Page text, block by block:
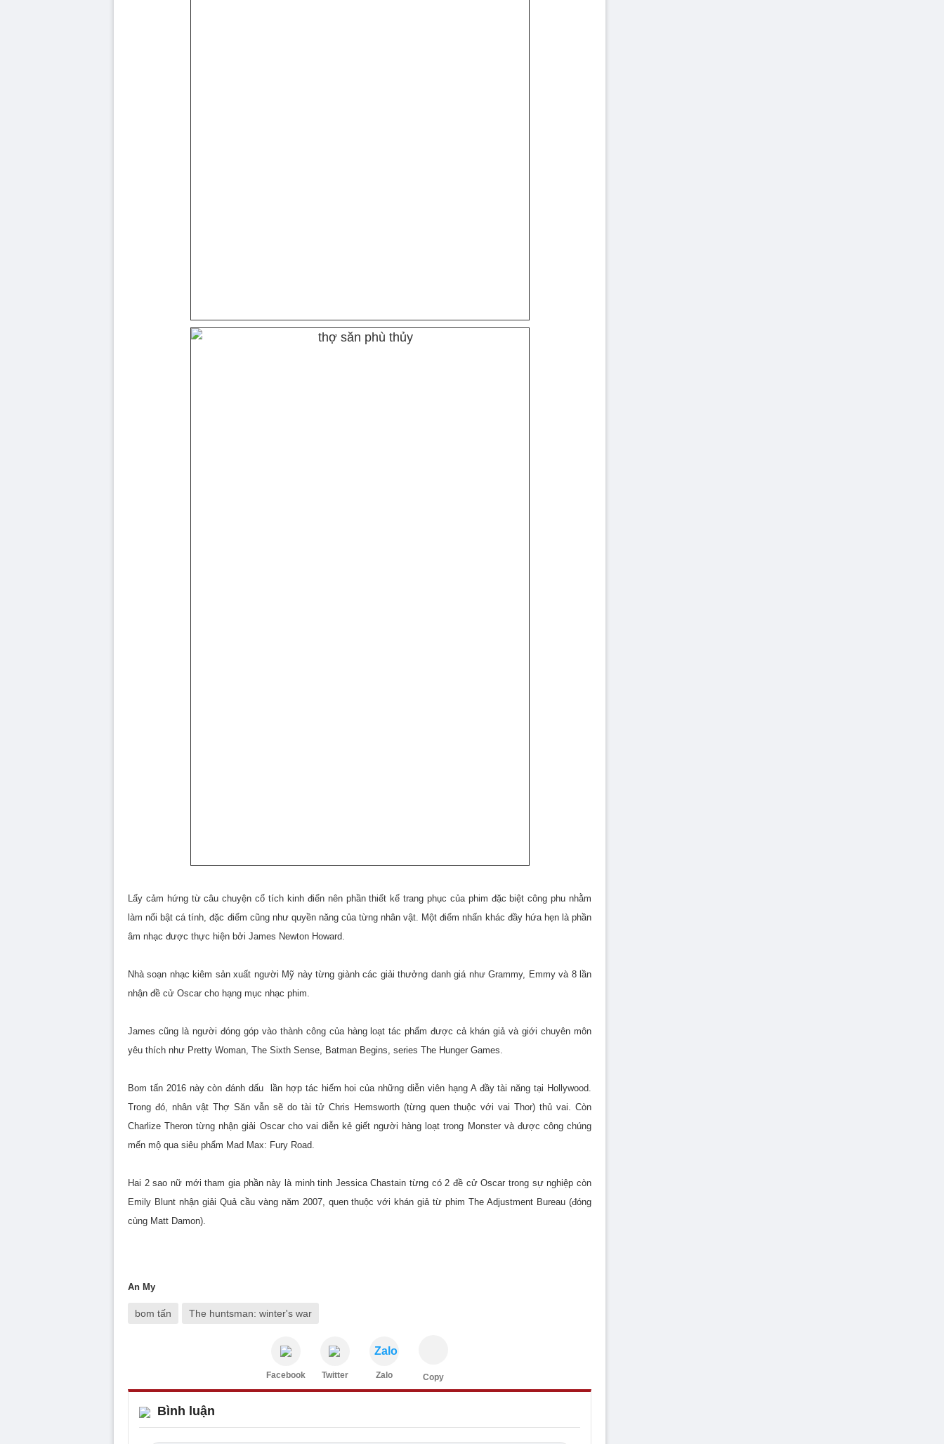
Lấy cảm hứng từ câu chuyện cổ tích kinh điển nên phần thiết kế trang phục của phim đặc biệt công phu nhằm
làm nổi bật cá tính, đặc điểm cũng như quyền năng của từng nhân vật. Một điểm nhấn khác đầy hứa hẹn là phần
âm nhạc được thực hiện bởi James Newton Howard.
Nhà soạn nhạc kiêm sản xuất người Mỹ này từng giành các giải thưởng danh giá như Grammy, Emmy và 8 lần
nhận đề cử Oscar cho hạng mục nhạc phim.
James cũng là người đóng góp vào thành công của hàng loạt tác phẩm được cả khán giả và giới chuyên môn
yêu thích như Pretty Woman, The Sixth Sense, Batman Begins, series The Hunger Games.
Bom tấn 2016 này còn đánh dấu lần hợp tác hiếm hoi của những diễn viên hạng A đầy tài năng tại Hollywood.
Trong đó, nhân vật Thợ Săn vẫn sẽ do tài tử Chris Hemsworth (từng quen thuộc với vai Thor) thủ vai. Còn
Charlize Theron từng nhận giải Oscar cho vai diễn kẻ giết người hàng loạt trong Monster và được công chúng
mến mộ qua siêu phẩm Mad Max: Fury Road.
Hai 2 sao nữ mới tham gia phần này là minh tinh Jessica Chastain từng có 2 đề cử Oscar trong sự nghiệp còn
Emily Blunt nhận giải Quả cầu vàng năm 2007, quen thuộc với khán giả từ phim The Adjustment Bureau (đóng
cùng Matt Damon).
An My
bom tấn The huntsman: winter's war
Facebook Twitter
Zalo
Zalo Copy
Bình luận